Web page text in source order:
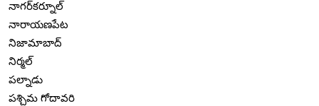
నాగర్‌కర్నూల్
నారాయణపేట
నిజామాబాద్
నిర్మల్
పల్నాడు
పశ్చిమ గోదావరి